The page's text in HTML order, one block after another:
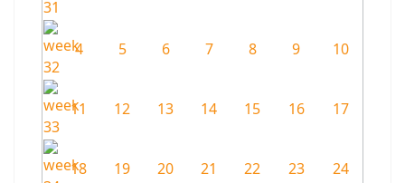
4 5 6 7 8 9 10
11 12 13 14 15 16 17
18 19 20 21 22 23 24